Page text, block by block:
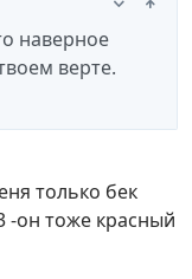
наверное
верте.
только бек
-он тоже красный